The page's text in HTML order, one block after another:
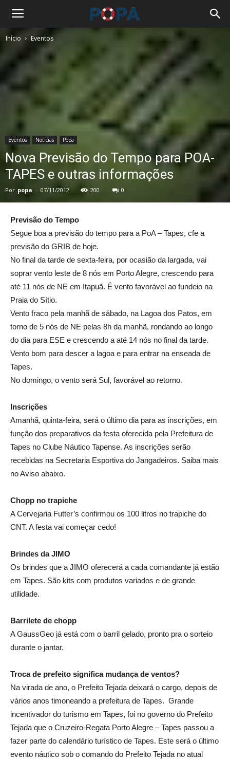
Início Eventos
Eventos Notícias Popa
Nova Previsão do Tempo para POA-
TAPES e outras informações
Por popa - 07/11/2012 200 0
Previsão do Tempo
Segue boa a previsão do tempo para a PoA – Tapes, cfe a
previsão do GRIB de hoje.
No final da tarde de sexta-feira, por ocasião da largada, vai
soprar vento leste de 8 nós em Porto Alegre, crescendo para
até 11 nós de NE em Itapuã. É vento favorável ao fundeio na
Praia do Sítio.
Vento fraco pela manhã de sábado, na Lagoa dos Patos, em
torno de 5 nós de NE pelas 8h da manhã, rondando ao longo
do dia para ESE e crescendo a até 14 nós no final da tarde.
Vento bom para descer a lagoa e para entrar na enseada de
Tapes.
No domingo, o vento será Sul, favorável ao retorno.
Inscrições
Amanhã, quinta-feira, será o último dia para as inscrições, em
função dos preparativos da festa oferecida pela Prefeitura de
Tapes no Clube Náutico Tapense. As inscrições serão
recebidas na Secretaria Esportiva do Jangadeiros. Saiba mais
no Aviso abaixo.
Chopp no trapiche
A Cervejaria Futter’s confirmou os 100 litros no trapiche do
CNT. A festa vai começar cedo!
Brindes da JIMO
Os brindes que a JIMO oferecerá a cada comandante já estão
em Tapes. São kits com produtos variados e de grande
utilidade.
Barrilete de chopp
A GaussGeo já está com o barril gelado, pronto pra o sorteio
durante o jantar.
Troca de prefeito significa mudança de ventos?
Na virada de ano, o Prefeito Tejada deixará o cargo, depois de
vários anos timoneando a prefeitura de Tapes. Grande
incentivador do turismo em Tapes, foi no governo do Prefeito
Tejada que o Cruzeiro-Regata Porto Alegre – Tapes passou a
fazer parte do calendário turístico de Tapes. Este será o último
evento náutico sob o comando do Prefeito Tejada no atual